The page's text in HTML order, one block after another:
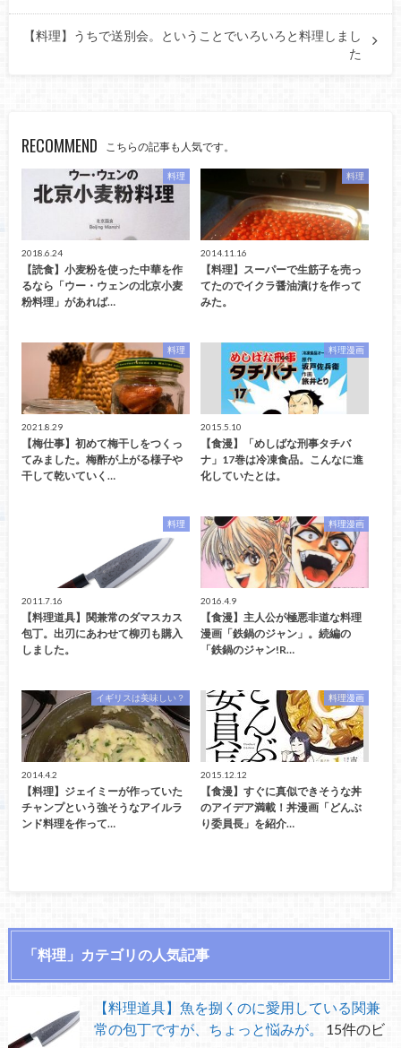
【料理】うちで送別会。ということでいろいろと料理しまし
た
RECOMMEND こちらの記事も人気です。
料理
2018.6.24
【読食】小麦粉を使った中華を作
るなら「ウー・ウェンの北京小麦
粉料理」があれば…
料理
2014.11.16
【料理】スーパーで生筋子を売っ
てたのでイクラ醤油漬けを作って
みた。
料理
2021.8.29
【梅仕事】初めて梅干しをつくっ
てみました。梅酢が上がる様子や
干して乾いていく…
料理漫画
2015.5.10
【食漫】「めしばな刑事タチバ
ナ」17巻は冷凍食品。こんなに進
化していたとは。
料理
2011.7.16
【料理道具】関兼常のダマスカス
包丁。出刃にあわせて柳刃も購入
しました。
料理漫画
2016.4.9
【食漫】主人公が極悪非道な料理
漫画「鉄鍋のジャン」。続編の
「鉄鍋のジャン!R…
イギリスは美味しい？
2014.4.2
【料理】ジェイミーが作っていた
チャンプという強そうなアイルラ
ンド料理を作って…
料理漫画
2015.12.12
【食漫】すぐに真似できそうな丼
のアイデア満載！丼漫画「どんぶ
り委員長」を紹介…
「料理」カテゴリの人気記事
【料理道具】魚を捌くのに愛用している関兼
常の包丁ですが、ちょっと悩みが。
15件のビ